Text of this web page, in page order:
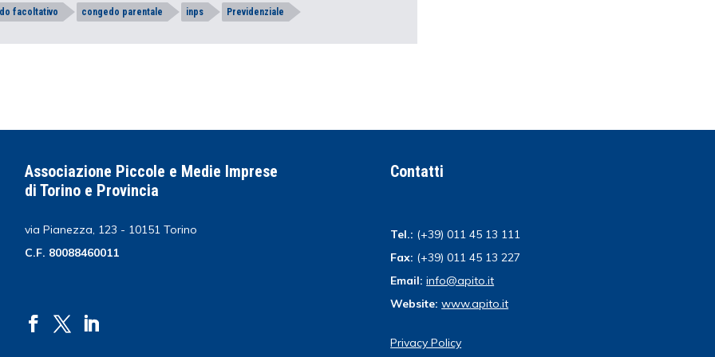
facoltativo congedo parentale inps Previdenziale
Associazione Piccole e Medie Imprese
di Torino e Provincia
via Pianezza, 123 - 10151 Torino
C.F. 80088460011
Contatti
Tel.: (+39) 011 45 13 111
Fax: (+39) 011 45 13 227
Email: info@apito.it
Website: www.apito.it
Privacy Policy